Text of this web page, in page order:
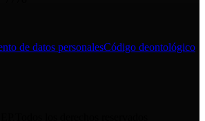
de datos personalesCódigo deontológico